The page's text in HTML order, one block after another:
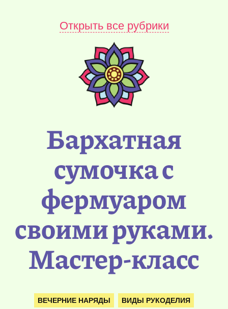
Открыть все рубрики
Бархатная
сумочка с
фермуаром
своими руками.
Мастер-класс
ВЕЧЕРНИЕ НАРЯДЫ ВИДЫ РУКОДЕЛИЯ